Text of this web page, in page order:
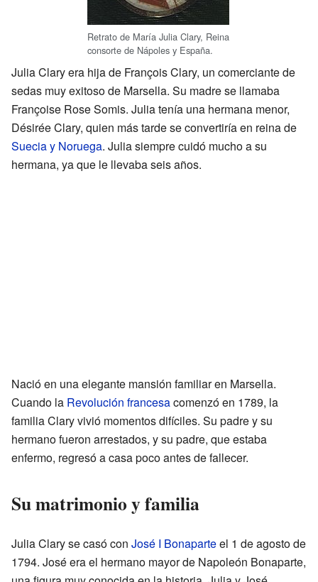
Retrato de María Julia Clary, Reina
consorte de Nápoles y España.
Julia Clary era hija de François Clary, un comerciante de
sedas muy exitoso de Marsella. Su madre se llamaba
Françoise Rose Somis. Julia tenía una hermana menor,
Désirée Clary, quien más tarde se convertiría en reina de
Suecia y Noruega. Julia siempre cuidó mucho a su
hermana, ya que le llevaba seis años.
Nació en una elegante mansión familiar en Marsella.
Cuando la Revolución francesacomenzó en 1789, la
familia Clary vivió momentos difíciles. Su padre y su
hermano fueron arrestados, y su padre, que estaba
enfermo, regresó a casa poco antes de fallecer.
Su matrimonio y familia
Julia Clary se casó con José I Bonaparteel 1 de agosto de
1794. José era el hermano mayor de Napoleón Bonaparte,